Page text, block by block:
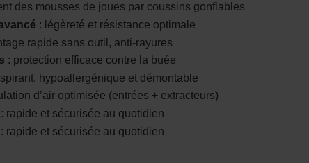
des mousses de joues par coussins gonflables
: légèreté et résistance optimale
rapide sans outil, anti-rayures
: protection efficace contre la buée
hypoallergénique et démontable
d’air optimisée (entrées + extracteurs)
: rapide et sécurisée au quotidien
: rapide et sécurisée au quotidien